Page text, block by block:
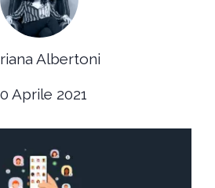
Albertoni
Aprile 2021